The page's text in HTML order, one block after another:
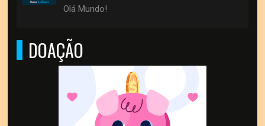
Olá Mundo!
DOAÇÃO